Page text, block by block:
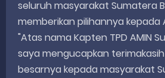
seluruh masyarakat Sumatera
memberikan pilihannya kepada
"Atas nama Kapten TPD AMIN
saya mengucapkan
besarnya kepada masyarakat